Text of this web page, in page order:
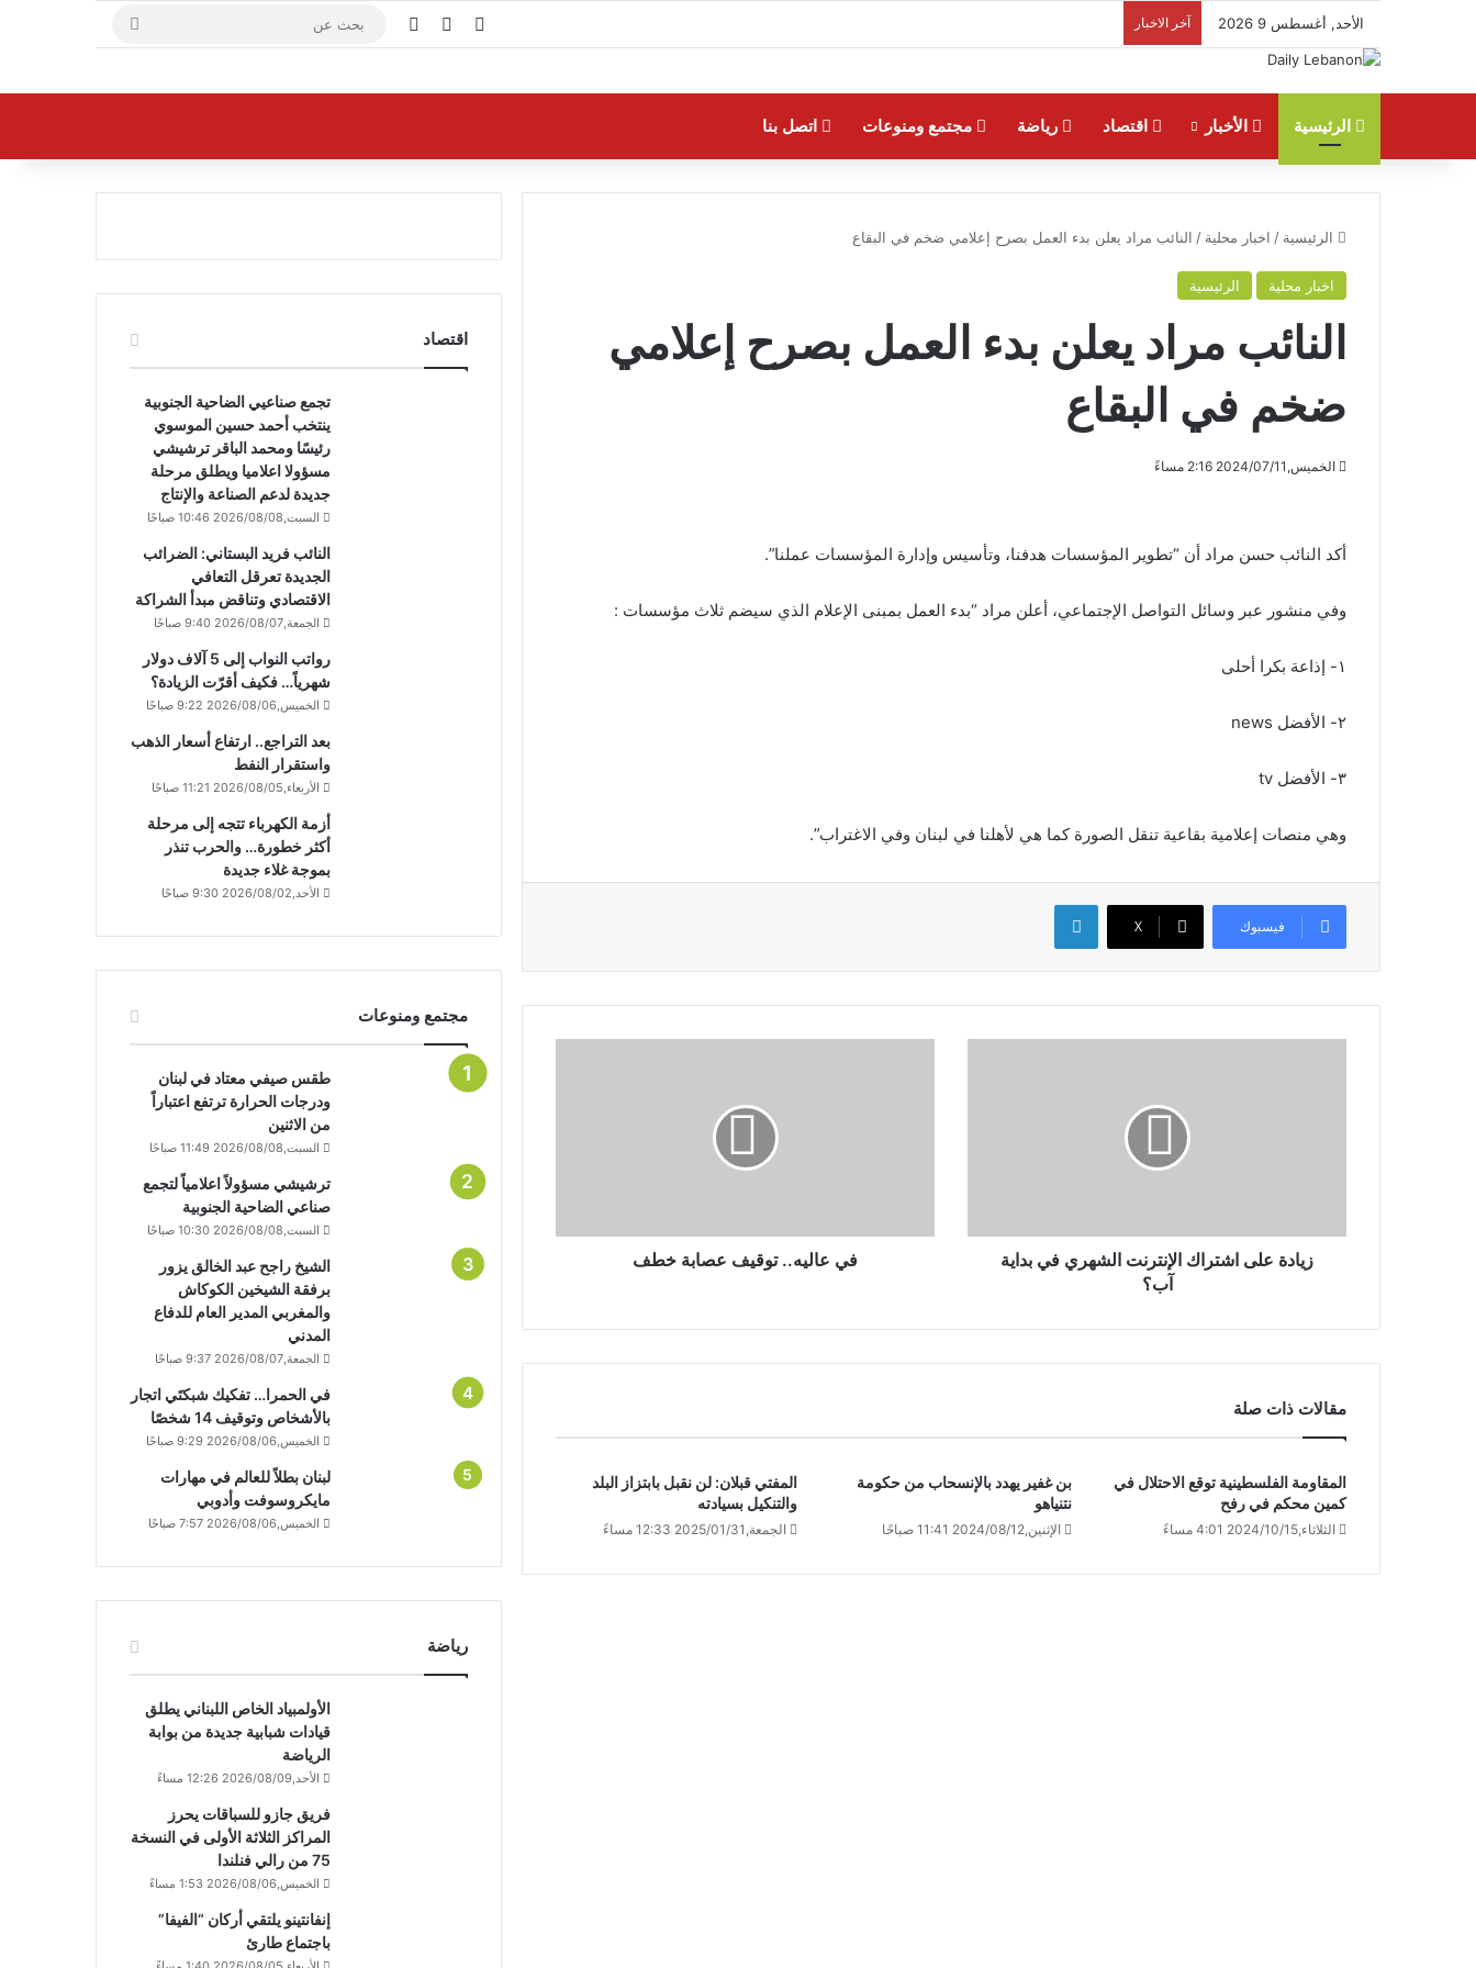
الأحد, أغسطس 9 2026 آخر الاخبار فيسبوك يوتيوب
الرئيسية الأخبار اقتصاد رياضة مجتمع ومنوعات اتصل بنا
الرئيسية / اخبار محلية / النائب مراد يعلن بدء العمل بصرح إعلامي ضخم في البقاع
اخبار محلية الرئيسية
النائب مراد يعلن بدء العمل بصرح إعلامي
ضخم في البقاع
الخميس,2024/07/11 2:16 مساءً
أكد النائب حسن مراد أن “تطوير المؤسسات هدفنا، وتأسيس وإدارة المؤسسات عملنا”.
وفي منشور عبر وسائل التواصل الإجتماعي، أعلن مراد “بدء العمل بمبنى الإعلام الذي سيضم ثلاث مؤسسات :
١- إذاعة بكرا أحلى
٢- الأفضل news
٣- الأفضل tv
وهي منصات إعلامية بقاعية تنقل الصورة كما هي لأهلنا في لبنان وفي الاغتراب”.
فيسبوك X
لينكدإن
زيادة على اشتراك الإنترنت الشهري في بداية
آب؟
في عاليه.. توقيف عصابة خطف
مقالات ذات صلة
المقاومة الفلسطينية توقع الاحتلال في
كمين محكم في رفح
الثلاثاء,2024/10/15 4:01 مساءً
بن غفير يهدد بالإنسحاب من حكومة
نتنياهو
الإثنين,2024/08/12 11:41 صباحًا
المفتي قبلان: لن نقبل بابتزاز البلد
والتنكيل بسيادته
الجمعة,2025/01/31 12:33 مساءً
اقتصاد
تجمع صناعيي الضاحية الجنوبية
ينتخب أحمد حسين الموسوي
رئيسًا ومحمد الباقر ترشيشي
مسؤولا اعلاميا ويطلق مرحلة
جديدة لدعم الصناعة والإنتاج
السبت,2026/08/08 10:46 صباحًا
النائب فريد البستاني: الضرائب
الجديدة تعرقل التعافي
الاقتصادي وتناقض مبدأ الشراكة
الجمعة,2026/08/07 9:40 صباحًا
رواتب النواب إلى 5 آلاف دولار
شهرياً… فكيف أقرّت الزيادة؟
الخميس,2026/08/06 9:22 صباحًا
بعد التراجع.. ارتفاع أسعار الذهب
واستقرار النفط
الأربعاء,2026/08/05 11:21 صباحًا
أزمة الكهرباء تتجه إلى مرحلة
أكثر خطورة… والحرب تنذر
بموجة غلاء جديدة
الأحد,2026/08/02 9:30 صباحًا
مجتمع ومنوعات
طقس صيفي معتاد في لبنان
ودرجات الحرارة ترتفع اعتباراً
من الاثنين
السبت,2026/08/08 11:49 صباحًا
ترشيشي مسؤولاً اعلامياً لتجمع
صناعي الضاحية الجنوبية
السبت,2026/08/08 10:30 صباحًا
الشيخ راجح عبد الخالق يزور
برفقة الشيخين الكوكاش
والمغربي المدير العام للدفاع
المدني
الجمعة,2026/08/07 9:37 صباحًا
في الحمرا… تفكيك شبكتَي اتجار
بالأشخاص وتوقيف 14 شخصًا
الخميس,2026/08/06 9:29 صباحًا
لبنان بطلاً للعالم في مهارات
مايكروسوفت وأدوبي
الخميس,2026/08/06 7:57 صباحًا
رياضة
الأولمبياد الخاص اللبناني يطلق
قيادات شبابية جديدة من بوابة
الرياضة
الأحد,2026/08/09 12:26 مساءً
فريق جازو للسباقات يحرز
المراكز الثلاثة الأولى في النسخة
75 من رالي فنلندا
الخميس,2026/08/06 1:53 مساءً
إنفانتينو يلتقي أركان “الفيفا”
باجتماع طارئ